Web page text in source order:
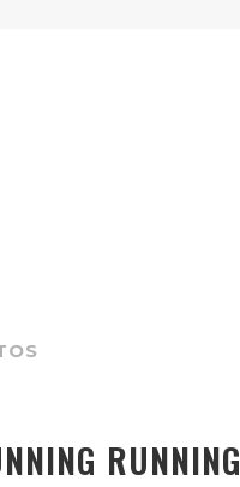
RUNNING